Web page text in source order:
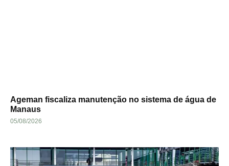
Ageman fiscaliza manutenção no sistema de água de
Manaus
05/08/2026